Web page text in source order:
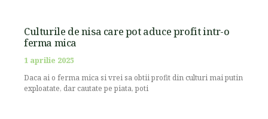
Culturile de nisa care pot aduce profit intr-o
ferma mica
1 aprilie 2025
Daca ai o ferma mica si vrei sa obtii profit din culturi mai putin
exploatate, dar cautate pe piata, poti